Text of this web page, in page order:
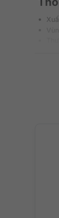
–
bột
–
và
–